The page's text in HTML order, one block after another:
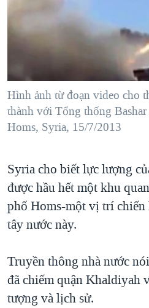
"Tìm"
NGƯỜI VIỆT HẢI NGOẠI
ĐỜI SỐNG
KHOA HỌC
SỨC KHOẺ
VĂN HOÁ
GIÁO DỤC
HÀNH TRÌNH BẦU CỬ 2024
MỘT NĂM CHIẾN TRANH TẠI
GIẢI MÃ VÀNH ĐAI & CON
NGÀY TỊ NẠN THẾ GIỚI
TRỊNH VĨNH BÌNH - NGƯỜI
GROUND ZERO – XƯA VÀ NAY
CÁC GIÁ TRỊ CỘNG HÒA Ở
THƯỢNG ĐỈNH TRUMP-KIM
TRỊNH VĨNH BÌNH VS. CHÍNH
BÊN KIA QUỐC LỘ: TIẾNG
VIDEO
NGHE
Ngôn ngữ khác
Hình ảnh từ đoạn video cho
thành với Tổng thống Bashar
Homs, Syria, 15/7/2013
Syria cho biết lực lượng
được hầu hết một khu
phố Homs-một vị trí
tây nước này.
Truyền thông nhà nước
đã chiếm quận Khaldiyah
tượng và lịch sử.